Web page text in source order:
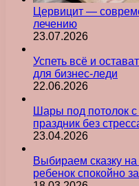
Цервицит —
лечению
23.07.2026
Успеть всё и
для бизнес-леди
22.06.2026
Шары под потолок
праздник без
23.04.2026
Выбираем сказку
ребенок спокойно